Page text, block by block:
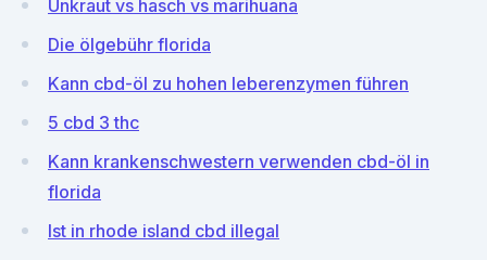
Unkraut vs hasch vs marihuana
Die ölgebühr florida
Kann cbd-öl zu hohen leberenzymen führen
5 cbd 3 thc
Kann krankenschwestern verwenden cbd-öl in
florida
Ist in rhode island cbd illegal